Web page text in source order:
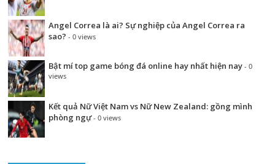
Angel Correa là ai? Sự nghiệp của Angel Correa ra
sao? - 0 views
Bật mí top game bóng đá online hay nhất hiện nay - 0
views
Kết quả Nữ Việt Nam vs Nữ New Zealand: gồng mình
phòng ngự - 0 views